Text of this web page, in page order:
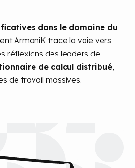
dans le domaine du
ArmoniK trace la voie vers
réflexions des leaders de
de calcul distribué,
de travail massives.